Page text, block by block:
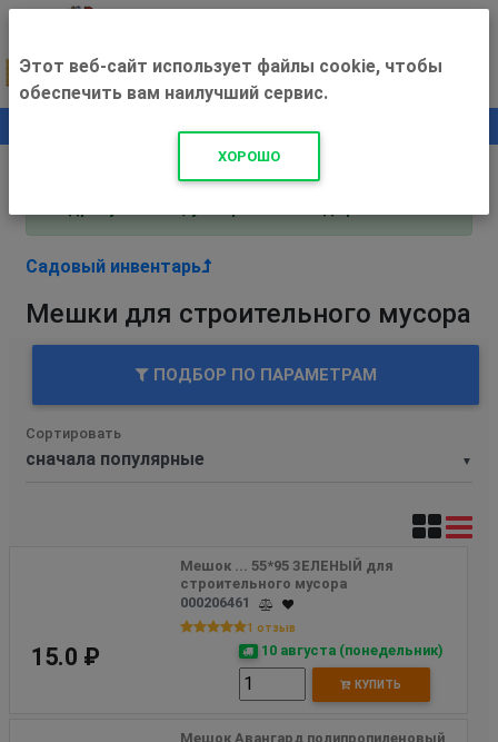
+500 ₽
Внимание! С 3 августа магазин работает по
Садовый инвентарь
Мешки для строительного мусора
ПОДБОР ПО ПАРАМЕТРАМ
▼
Сортировать
Мешок ... 55*95 ЗЕЛЕНЫЙ для
строительного мусора
000206461
1 отзыв
15.0 ₽ 10 августа (понедельник)
КУПИТЬ
Мешок Авангард полипропиленовый
Этот веб-сайт использует файлы cookie, чтобы
обеспечить вам наилучший сервис.
ХОРОШО